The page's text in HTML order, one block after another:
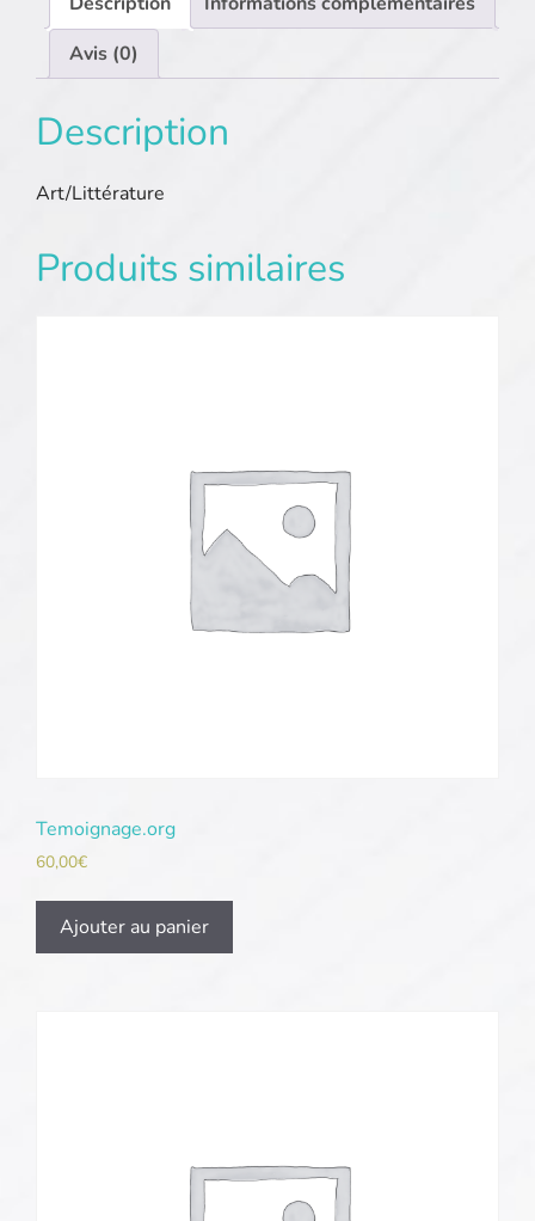
Avis (0)
Description
Art/Littérature
Produits similaires
Temoignage.org
60,00€
Ajouter au panier